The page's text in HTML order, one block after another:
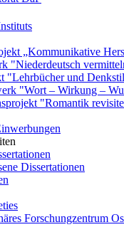
„Kommunikative
"Niederdeutsch
"Lehrbücher und
"Wort – Wirkung –
"Romantik
Dissertationen
Forschungzentrum